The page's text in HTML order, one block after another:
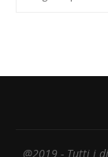
@2019 - Tutti i